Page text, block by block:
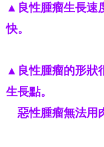
▲良性腫瘤生長速
快。
▲良性腫瘤的形狀
生長點。
惡性腫瘤無法用